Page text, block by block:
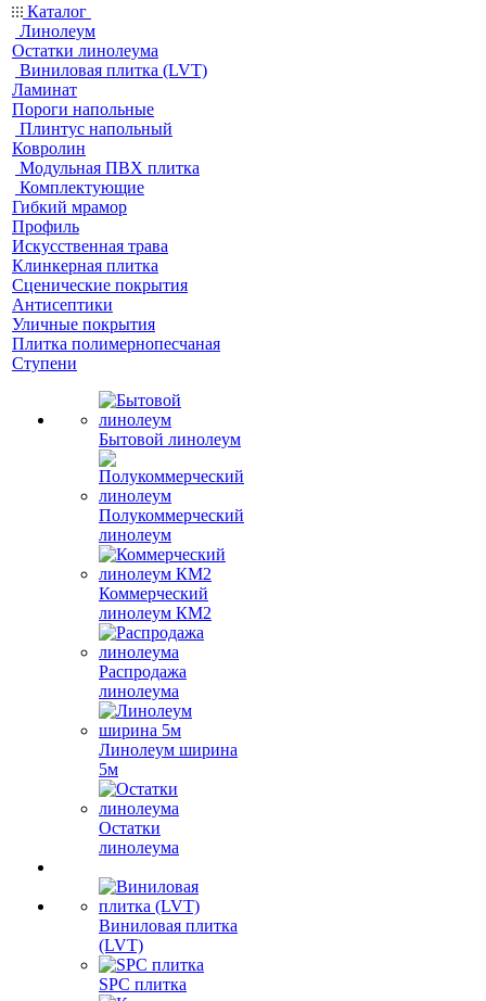
Каталог
Линолеум
Остатки линолеума
Виниловая плитка (LVT)
Ламинат
Пороги напольные
Плинтус напольный
Ковролин
Модульная ПВХ плитка
Комплектующие
Гибкий мрамор
Профиль
Искусственная трава
Клинкерная плитка
Сценические покрытия
Антисептики
Уличные покрытия
Плитка полимернопесчаная
Ступени
Бытовой линолеум
Полукоммерческий
линолеум
Коммерческий
линолеум КМ2
Распродажа
линолеума
Линолеум ширина
5м
Остатки
линолеума
Виниловая плитка
(LVT)
SPC плитка